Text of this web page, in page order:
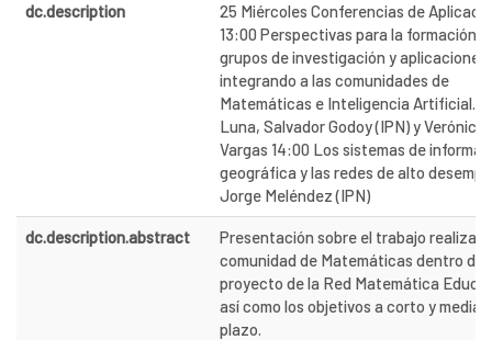
dc.description
25 Miércoles Conferencias de
13:00 Perspectivas para la formación
grupos de investigación y aplicaciones
integrando a las comunidades de
Matemáticas e Inteligencia Artificial.-
Luna, Salvador Godoy (IPN) y Verónica
Vargas 14:00 Los sistemas de
geográfica y las redes de alto
Jorge Meléndez (IPN)
dc.description.abstract
Presentación sobre el trabajo
comunidad de Matemáticas dentro del
proyecto de la Red Matemática
así como los objetivos a corto y
plazo.